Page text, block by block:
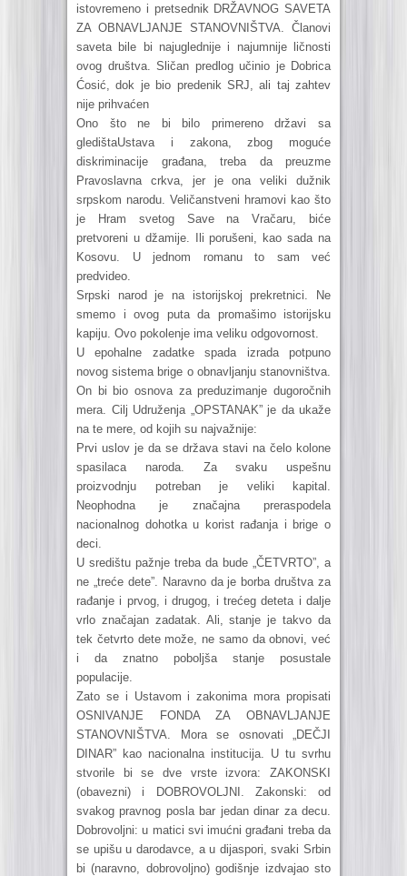
istovremeno i pretsednik DRŽAVNOG SAVETA
ZA OBNAVLJANJE STANOVNIŠTVA. Članovi
saveta bile bi najuglednije i najumnije ličnosti
ovog društva. Sličan predlog učinio je Dobrica
Ćosić, dok je bio predenik SRJ, ali taj zahtev
nije prihvaćen
Ono što ne bi bilo primereno državi sa
gledištaUstava i zakona, zbog moguće
diskriminacije građana, treba da preuzme
Pravoslavna crkva, jer je ona veliki dužnik
srpskom narodu. Veličanstveni hramovi kao što
je Hram svetog Save na Vračaru, biće
pretvoreni u džamije. Ili porušeni, kao sada na
Kosovu. U jednom romanu to sam već
predvideo.
Srpski narod je na istorijskoj prekretnici. Ne
smemo i ovog puta da promašimo istorijsku
kapiju. Ovo pokolenje ima veliku odgovornost.
U epohalne zadatke spada izrada potpuno
novog sistema brige o obnavljanju stanovništva.
On bi bio osnova za preduzimanje dugoročnih
mera. Cilj Udruženja „OPSTANAK” je da ukaže
na te mere, od kojih su najvažnije:
Prvi uslov je da se država stavi na čelo kolone
spasilaca naroda. Za svaku uspešnu
proizvodnju potreban je veliki kapital.
Neophodna je značajna preraspodela
nacionalnog dohotka u korist rađanja i brige o
deci.
U središtu pažnje treba da bude „ČETVRTO”, a
ne „treće dete”. Naravno da je borba društva za
rađanje i prvog, i drugog, i trećeg deteta i dalje
vrlo značajan zadatak. Ali, stanje je takvo da
tek četvrto dete može, ne samo da obnovi, već
i da znatno poboljša stanje posustale
populacije.
Zato se i Ustavom i zakonima mora propisati
OSNIVANJE FONDA ZA OBNAVLJANJE
STANOVNIŠTVA. Mora se osnovati „DEČJI
DINAR” kao nacionalna institucija. U tu svrhu
stvorile bi se dve vrste izvora: ZAKONSKI
(obavezni) i DOBROVOLJNI. Zakonski: od
svakog pravnog posla bar jedan dinar za decu.
Dobrovoljni: u matici svi imućni građani treba da
se upišu u darodavce, a u dijaspori, svaki Srbin
bi (naravno, dobrovoljno) godišnje izdvajao sto